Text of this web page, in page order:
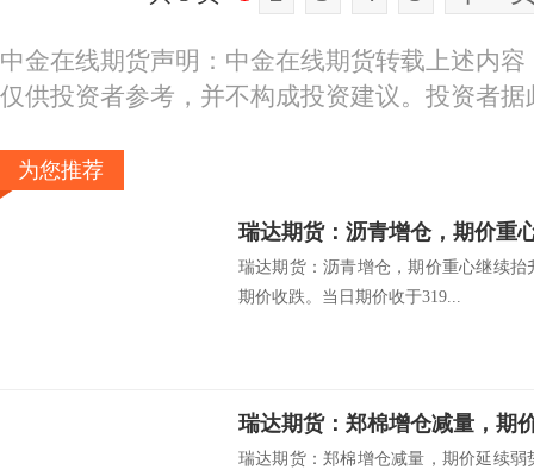
中金在线期货声明：中金在线期货转载上述内
仅供投资者参考，并不构成投资建议。投资者
为您推荐
瑞达期货：沥青增仓，期价重
瑞达期货：沥青增仓，期价重心继续抬
期价收跌。当日期价收于319...
瑞达期货：郑棉增仓减量，期
瑞达期货：郑棉增仓减量，期价延续弱